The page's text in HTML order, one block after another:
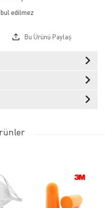
Bu Ürünü Paylaş